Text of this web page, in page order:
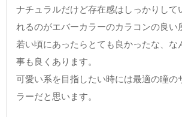
ナチュラルだけど存在感はしっかりして
れるのがエバーカラーのカラコンの良い
若い頃にあったらとても良かったな、な
事も良くあります。
可愛い系を目指したい時には最適の瞳の
ラーだと思います。